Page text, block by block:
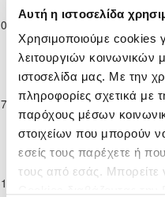
Αυτή η ιστοσελίδα
Χρησιμοποιούμε cookies
λειτουργιών κοινωνικών
ιστοσελίδα μας. Με την
πληροφορίες σχετικά με
παρόχους μέσων
στοιχείων που μπορούν
εσείς τους παρέχετε ή
τους από εσάς. Μπορείτε
01-2026
Κατηγορία
Κ-15
2025/26
01-2026
Ανώτατη
Κατηγορία
Παίδων
Κ-15
2025/26
01-2026
Ανώτατη
Κατηγορία